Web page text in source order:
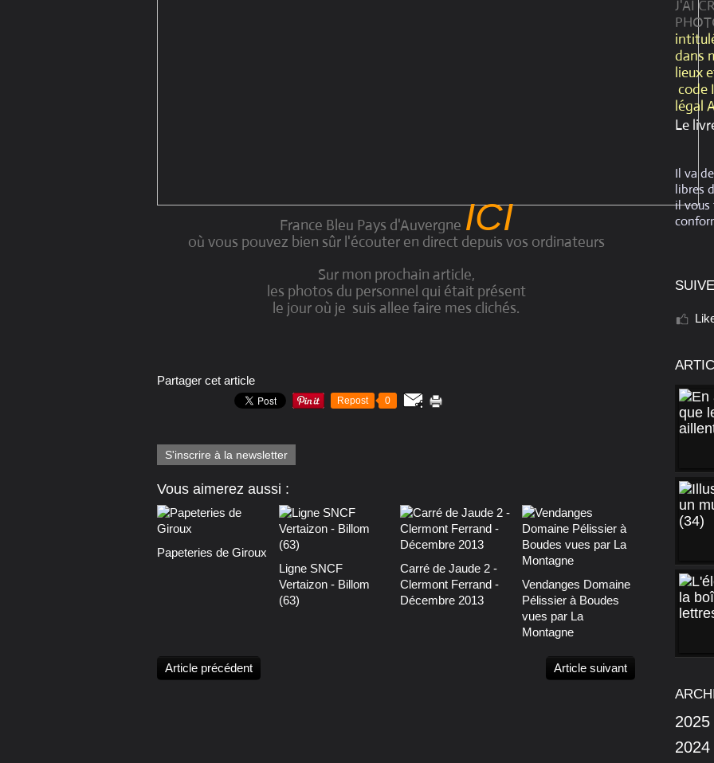
France Bleu Pays d'AuvergneICI
où vous pouvez bien sûr l'écouter en direct depuis vos ordinateurs
Sur mon prochain article,
les photos du personnel qui était présent
le jour où je suis allee faire mes clichés.
Partager cet article
Repost 0
S'inscrire à la newsletter
Vous aimerez aussi :
Papeteries de Giroux
Ligne SNCF
Vertaizon - Billom
(63)
Carré de Jaude 2 -
Clermont Ferrand -
Décembre 2013
Vendanges Domaine
Pélissier à Boudes
vues par La
Montagne
Article précédent Article suivant
J'AI
dans
lieux
code
légal
Le
Il va
libres
il vous
2025
2024